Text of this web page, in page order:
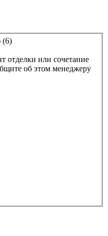
(6)
отделки или сочетание
об этом менеджеру